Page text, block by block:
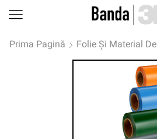
Prima Pagină Folie Și Material